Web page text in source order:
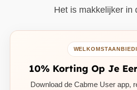
Het is makkelijker in
10% Korting Op Je
Download de Cabme User app,